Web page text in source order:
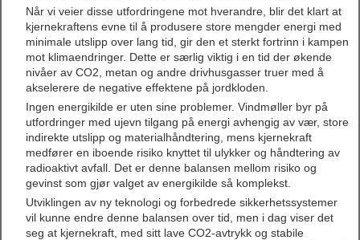
Når vi veier disse utfordringene mot hverandre, blir det klart at
kjernekraftens evne til å produsere store mengder energi med
minimale utslipp over lang tid, gir den et sterkt fortrinn i kampen
mot klimaendringer. Dette er særlig viktig i en tid der økende
nivåer av CO2, metan og andre drivhusgasser truer med å
akselerere de negative effektene på jordkloden.
Ingen energikilde er uten sine problemer. Vindmøller byr på
utfordringer med ujevn tilgang på energi avhengig av vær, store
indirekte utslipp og materialhåndtering, mens kjernekraft
medfører en iboende risiko knyttet til ulykker og håndtering av
radioaktivt avfall. Det er denne balansen mellom risiko og
gevinst som gjør valget av energikilde så komplekst.
Utviklingen av ny teknologi og forbedrede sikkerhetssystemer
vil kunne endre denne balansen over tid, men i dag viser det
seg at kjernekraft, med sitt lave CO2-avtrykk og stabile